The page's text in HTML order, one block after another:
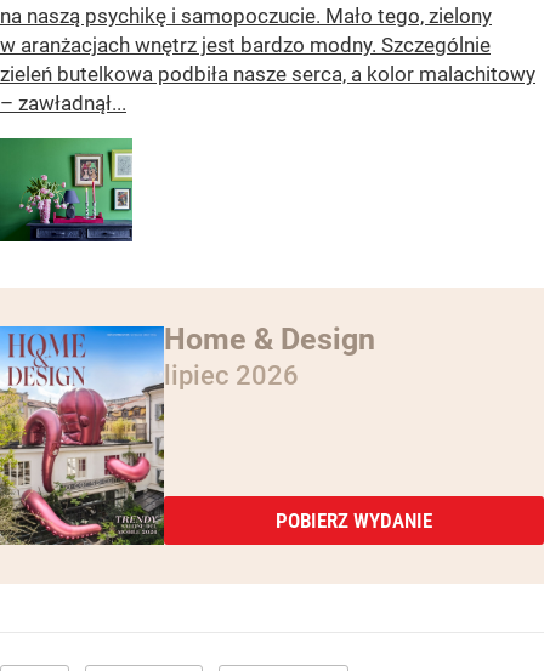
na naszą psychikę i samopoczucie. Mało tego, zielony
w aranżacjach wnętrz jest bardzo modny. Szczególnie
zieleń butelkowa podbiła nasze serca, a kolor malachitowy
– zawładnął...
Home & Design
lipiec 2026
POBIERZ WYDANIE